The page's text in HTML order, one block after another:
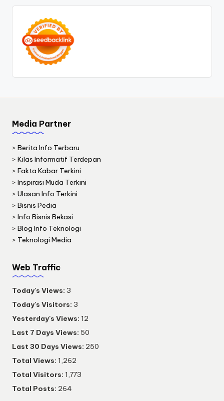
Media Partner
> Berita Info Terbaru
> Kilas Informatif Terdepan
> Fakta Kabar Terkini
> Inspirasi Muda Terkini
> Ulasan Info Terkini
> Bisnis Pedia
> Info Bisnis Bekasi
> Blog Info Teknologi
> Teknologi Media
Web Traffic
Today's Views: 3
Today's Visitors: 3
Yesterday's Views: 12
Last 7 Days Views: 50
Last 30 Days Views: 250
Total Views: 1,262
Total Visitors: 1,773
Total Posts: 264